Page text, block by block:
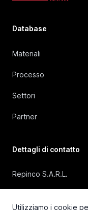
Utilizziamo i cookie
Database
Materiali
Processo
Settori
Partner
Dettagli di contatto
Repinco S.A.R.L.